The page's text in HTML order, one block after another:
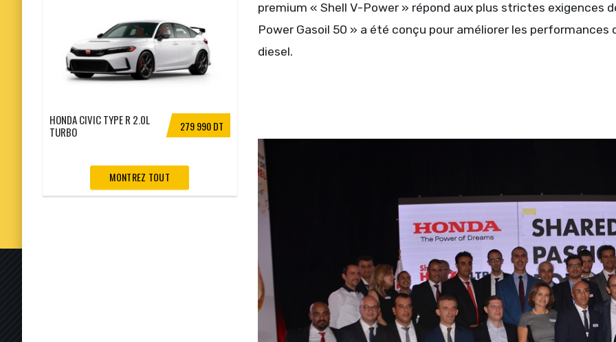
premium « Shell V-Power » répond aux plus strictes exigences
Power Gasoil 50 » a été conçu pour améliorer les
diesel.
279 990 DT
HONDA CIVIC TYPE R 2.0L
TURBO
MONTREZ TOUT